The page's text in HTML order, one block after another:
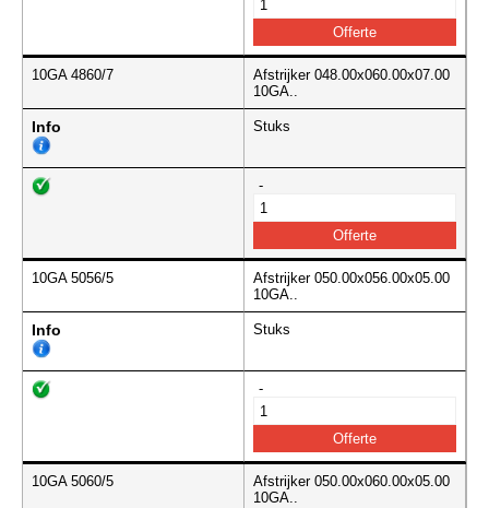
10GA 4860/7
Afstrijker 048.00x060.00x07.00
10GA..
Info Stuks
-
10GA 5056/5
Afstrijker 050.00x056.00x05.00
10GA..
Info Stuks
-
10GA 5060/5
Afstrijker 050.00x060.00x05.00
10GA..